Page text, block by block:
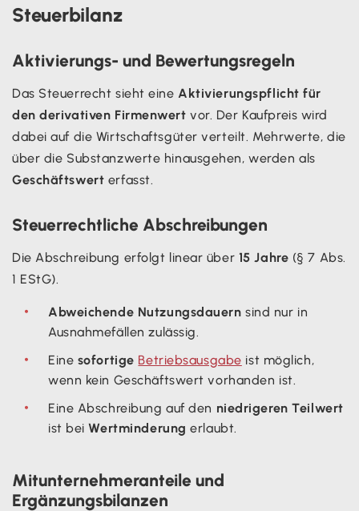
Steuerbilanz
Aktivierungs- und Bewertungsregeln
Das Steuerrecht sieht eineAktivierungspflicht für
den derivativen Firmenwert vor. Der Kaufpreis wird
dabei auf die Wirtschaftsgüter verteilt. Mehrwerte, die
über die Substanzwerte hinausgehen, werden als
Geschäftswert erfasst.
Steuerrechtliche Abschreibungen
Die Abschreibung erfolgt linear über 15 Jahre (§ 7 Abs.
1 EStG).
Abweichende Nutzungsdauern sind nur in
Ausnahmefällen zulässig.
Eine sofortige Betriebsausgabe ist möglich,
wenn kein Geschäftswert vorhanden ist.
Eine Abschreibung auf den niedrigeren Teilwert
ist beiWertminderung erlaubt.
Mitunternehmeranteile und
Ergänzungsbilanzen